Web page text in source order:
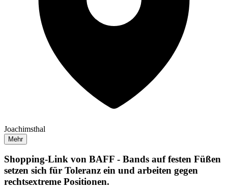
Joachimsthal
Mehr
Shopping-Link von BAFF - Bands auf festen Füßen
setzen sich für Toleranz ein und arbeiten gegen
rechtsextreme Positionen.